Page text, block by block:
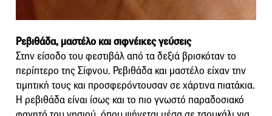
Ρεβιθάδα, μαστέλο και σιφνέικες γεύσεις
Στην είσοδο του φεστιβάλ από τα δεξιά βρισκόταν το
περίπτερο της Σίφνου. Ρεβιθάδα και μαστέλο είχαν την
τιμητική τους και προσφερόντουσαν σε χάρτινα πιατάκια.
Η ρεβιθάδα είναι ίσως και το πιο γνωστό παραδοσιακό